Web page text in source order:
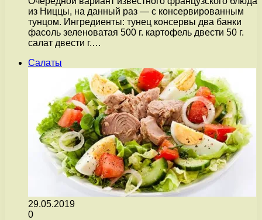
из Ниццы, на данный раз — с консервированным
тунцом. Ингредиенты: тунец консервы два банки
фасоль зеленоватая 500 г. картофель двести 50 г.
салат двести г.…
Салаты
29.05.2019
0